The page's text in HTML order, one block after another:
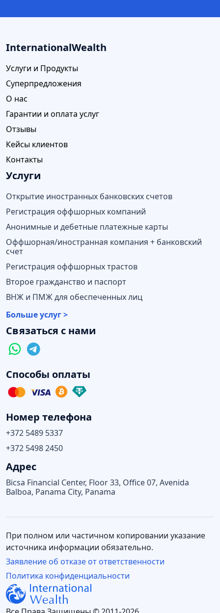
InternationalWealth
Услуги и Продукты
Суперпредложения
О нас
Гарантии и оплата услуг
Отзывы
Кейсы клиентов
Контакты
Услуги
Открытие иностранных банковских счетов
Регистрация оффшорных компаний
Анонимные и дебетные платежные карты
Оффшорная/иностранная компания + банковский
счет
Регистрация оффшорных трастов
Второе гражданство и паспорт
ВНЖ и ПМЖ для обеспеченных лиц
Больше услуг >
Связаться с нами
Способы оплаты
Номер телефона
+372 5489 5337
+372 5498 2450
Адрес
Bicsa Financial Center, Floor 33, Office 07, Avenida
Balboa, Panama City, Panama
Политика конфиденциальности
При полном или частичном копировании указание
источника информации обязательно.
Заявление об отказе от ответственности